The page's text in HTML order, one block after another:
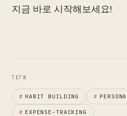
지금 바로 시작해보세요!
ТЕГИ
# HABIT BUILDING #
# EXPENSE-TRACKING